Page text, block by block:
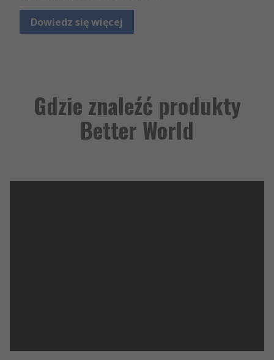
Dowiedz się więcej
Gdzie znaleźć produkty
Better World